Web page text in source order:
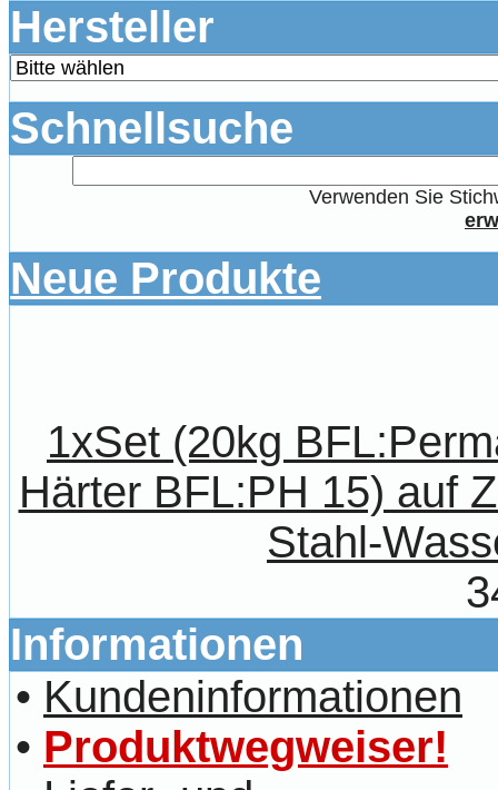
Hersteller
Schnellsuche
Verwenden Sie
Neue Produkte
1xSet (20kg
Härter BFL:PH 15) auf
Stahl-
Informationen
• Kundeninformationen
• Produktwegweiser!